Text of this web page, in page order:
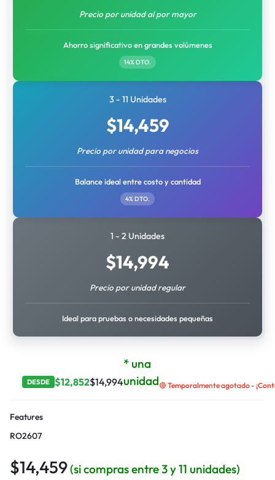
Precio por unidad al por mayor
Ahorro significativo en grandes volúmenes
14% DTO.
3 - 11 Unidades
$14,459
Precio por unidad para negocios
Balance ideal entre costo y cantidad
4% DTO.
1 - 2 Unidades
$14,994
Precio por unidad regular
Ideal para pruebas o necesidades pequeñas
DESDE $12,852$14,994
* una
unidad🔴 Temporalmente agotado -
Features
RO2607
$14,459(si compras entre 3 y 11 unidades)